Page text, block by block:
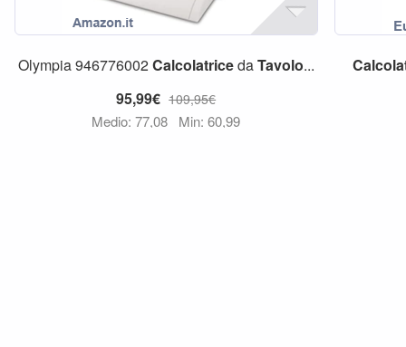
Olympia 946776002CalcolatricedaTavolo...
95,99€ 109,95€
Medio: 77,08 Min: 60,99